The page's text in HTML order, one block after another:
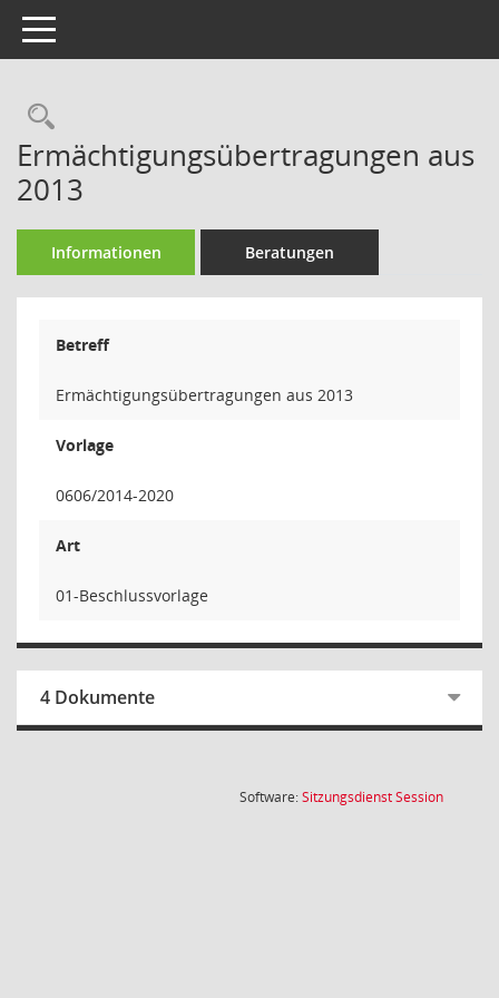
Toggle navigation
Rechercheauswahl
Ermächtigungsübertragungen aus
2013
Informationen Beratungen
Betreff
Ermächtigungsübertragungen aus 2013
Vorlage
0606/2014-2020
Art
01-Beschlussvorlage
4 Dokumente
Software:SitzungsdienstSession(Wird in